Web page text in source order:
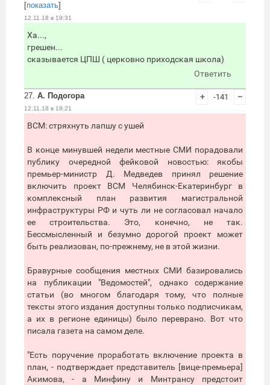
[показать]
12.11.18 в 19:31
Ха...,
грешен...
сказывается ЦПШ ( церковно приходская школа)
Ответить
27. А. Подогора
12.11.18 в 18:21
+ -141 –
ВСМ: стряхнуть лапшу с ушей
В конце минувшей недели местные СМИ порадовали
публику очередной фейковой новостью: якобы
премьер-министр Д. Медведев принял решение
включить проект ВСМ Челябинск-Екатеринбург в
комплексный план развития магистральной
инфраструктуры РФ и чуть ли не согласовал начало
ее строительства. Это, конечно, не так.
Бессмысленный и безумно дорогой проект может
быть реализован, по-прежнему, не в этой жизни.
Бравурные сообщения местных СМИ базировались
на публикации "Ведомостей", однако содержание
статьи (во многом благодаря тому, что полные
тексты этого издания доступны только подписчикам,
а их в регионе единицы) было переврано. Вот что
писала газета на самом деле.
"Есть поручение проработать включение проекта в
план, - подтверждает представитель [вице-премьера]
Акимова, - а Минфину и Минтрансу предстоит